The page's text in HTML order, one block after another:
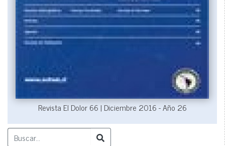
Revista El Dolor 66 | Diciembre 2016 - Año 26